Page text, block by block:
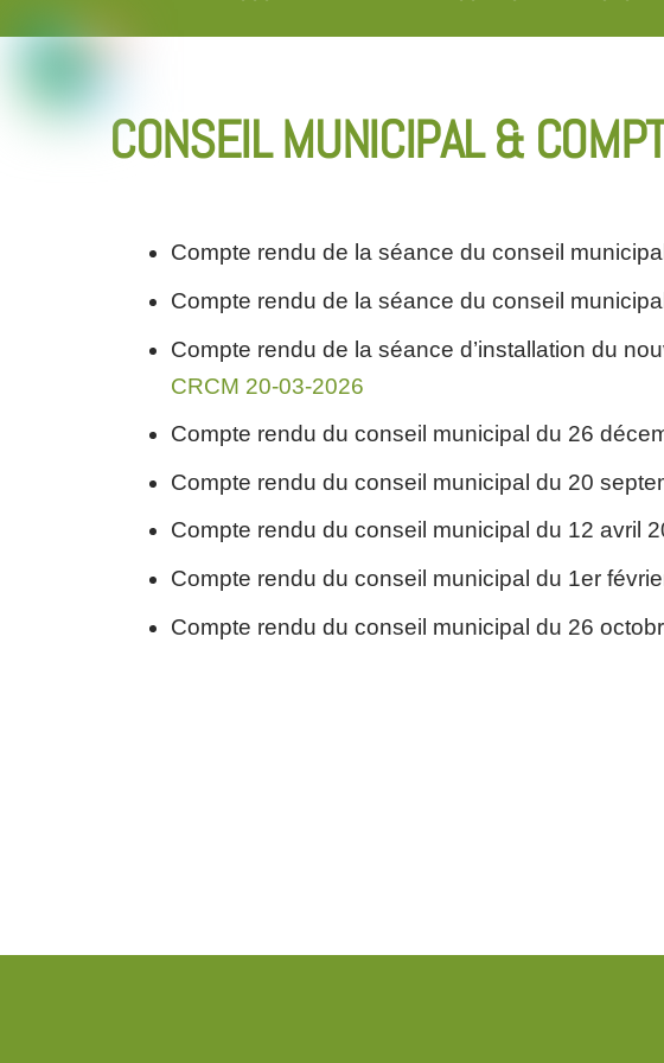
CONSEIL MUNICIPAL &
Compte rendu de la séance du conseil
Compte rendu de la séance du conseil
Compte rendu de la séance d’installation du
CRCM 20-03-2026
Compte rendu du conseil municipal du 26
Compte rendu du conseil municipal du 20
Compte rendu du conseil municipal du 12 avril
Compte rendu du conseil municipal du 1er
Compte rendu du conseil municipal du 26